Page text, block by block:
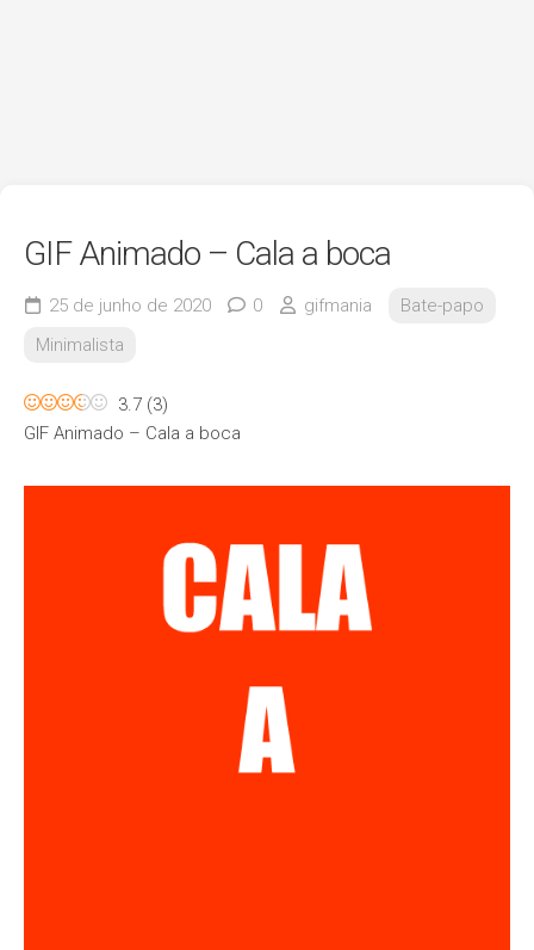
GIF Animado – Cala a boca
25 de junho de 2020 0 gifmania
Bate-papo
Minimalista
3.7 (3)
GIF Animado – Cala a boca